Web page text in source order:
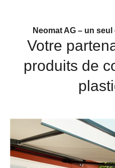
Neomat AG – un
Votre
produits de